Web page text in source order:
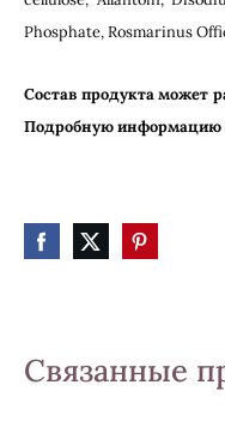
Phosphate, Rosmarinus
Состав продукта может
Подробную информацию
Связанные